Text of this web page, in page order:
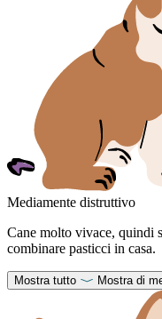
Mediamente distruttivo
Cane molto vivace, quindi
combinare pasticci in casa.
Mostra tutto Mostra di